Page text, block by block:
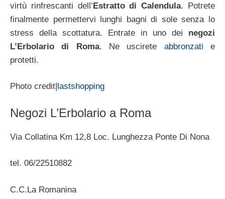
virtù rinfrescanti dell’Estratto di Calendula. Potrete
finalmente permettervi lunghi bagni di sole senza lo
stress della scottatura. Entrate in uno dei negozi
L’Erbolario di Roma. Ne uscirete abbronzati e
protetti.
Photo credit|lastshopping
Negozi L’Erbolario a Roma
Via Collatina Km 12,8 Loc. Lunghezza Ponte Di Nona
tel. 06/22510882
C.C.La Romanina